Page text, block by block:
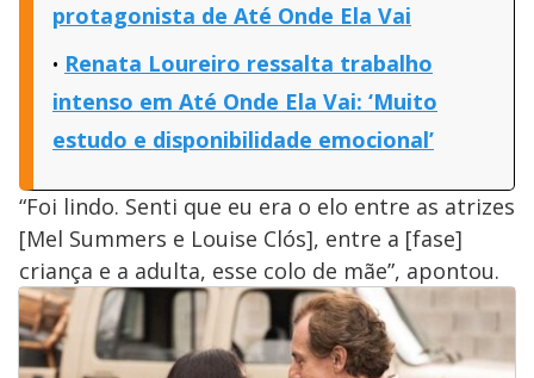
protagonista de Até Onde Ela Vai
Renata Loureiro ressalta trabalho
intenso em Até Onde Ela Vai: ‘Muito
estudo e disponibilidade emocional’
“Foi lindo. Senti que eu era o elo entre as atrizes
[Mel Summers e Louise Clós], entre a [fase]
criança e a adulta, esse colo de mãe”, apontou.